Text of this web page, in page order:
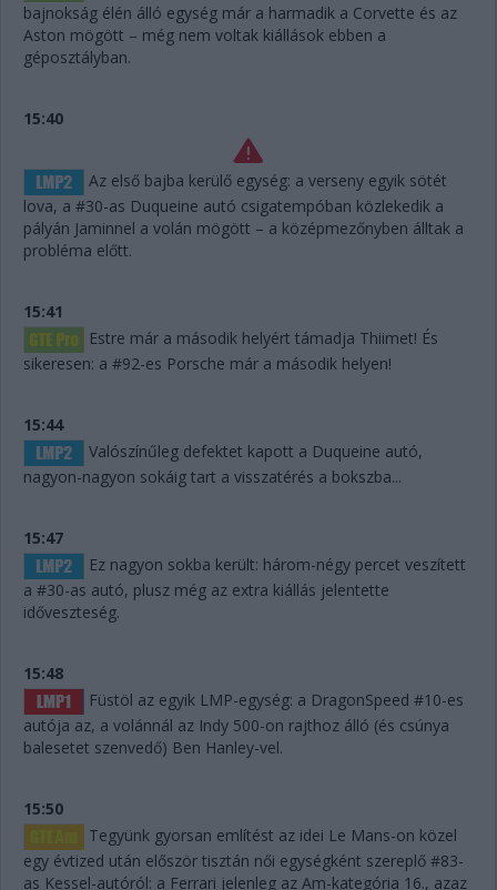
bajnokság élén álló egység már a harmadik a Corvette és az
Aston mögött – még nem voltak kiállások ebben a
géposztályban.
15:40
Az első bajba kerülő egység: a verseny egyik sötét
lova, a #30-as Duqueine autó csigatempóban közlekedik a
pályán Jaminnel a volán mögött – a középmezőnyben álltak a
probléma előtt.
15:41
Estre már a második helyért támadja Thiimet! És
sikeresen: a #92-es Porsche már a második helyen!
15:44
Valószínűleg defektet kapott a Duqueine autó,
nagyon-nagyon sokáig tart a visszatérés a bokszba...
15:47
Ez nagyon sokba került: három-négy percet veszített
a #30-as autó, plusz még az extra kiállás jelentette
időveszteség.
15:48
Füstöl az egyik LMP-egység: a DragonSpeed #10-es
autója az, a volánnál az Indy 500-on rajthoz álló (és csúnya
balesetet szenvedő) Ben Hanley-vel.
15:50
Tegyünk gyorsan említést az idei Le Mans-on közel
egy évtized után először tisztán női egységként szereplő #83-
as Kessel-autóról: a Ferrari jelenleg az Am-kategória 16., azaz